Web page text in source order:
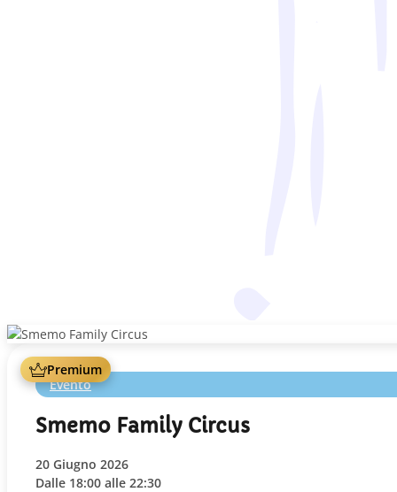
Premium
Evento
Smemo Family Circus
20 Giugno 2026
Dalle 18:00 alle 22:30